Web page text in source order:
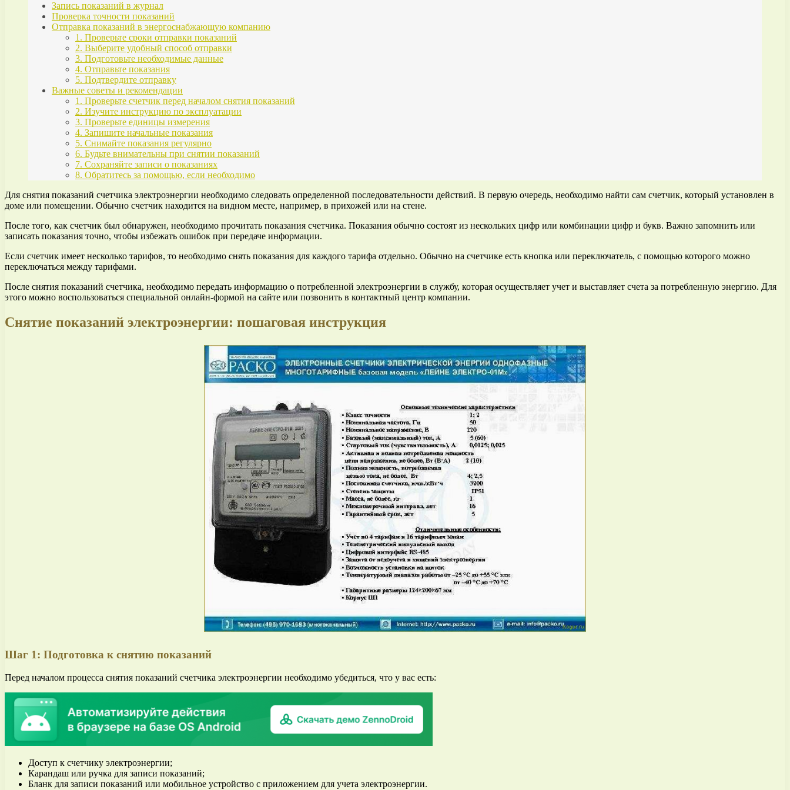
Запись показаний в журнал
Проверка точности показаний
Отправка показаний в энергоснабжающую компанию
1. Проверьте сроки отправки показаний
2. Выберите удобный способ отправки
3. Подготовьте необходимые данные
4. Отправьте показания
5. Подтвердите отправку
Важные советы и рекомендации
1. Проверьте счетчик перед началом снятия показаний
2. Изучите инструкцию по эксплуатации
3. Проверьте единицы измерения
4. Запишите начальные показания
5. Снимайте показания регулярно
6. Будьте внимательны при снятии показаний
7. Сохраняйте записи о показаниях
8. Обратитесь за помощью, если необходимо
Для снятия показаний счетчика электроэнергии необходимо следовать определенной последовательности действий. В первую очередь, необходимо найти сам счетчик, который установлен в
доме или помещении. Обычно счетчик находится на видном месте, например, в прихожей или на стене.
После того, как счетчик был обнаружен, необходимо прочитать показания счетчика. Показания обычно состоят из нескольких цифр или комбинации цифр и букв. Важно запомнить или
записать показания точно, чтобы избежать ошибок при передаче информации.
Если счетчик имеет несколько тарифов, то необходимо снять показания для каждого тарифа отдельно. Обычно на счетчике есть кнопка или переключатель, с помощью которого можно
переключаться между тарифами.
После снятия показаний счетчика, необходимо передать информацию о потребленной электроэнергии в службу, которая осуществляет учет и выставляет счета за потребленную энергию. Для
этого можно воспользоваться специальной онлайн-формой на сайте или позвонить в контактный центр компании.
Снятие показаний электроэнергии: пошаговая инструкция
Шаг 1: Подготовка к снятию показаний
Перед началом процесса снятия показаний счетчика электроэнергии необходимо убедиться, что у вас есть:
Доступ к счетчику электроэнергии;
Карандаш или ручка для записи показаний;
Бланк для записи показаний или мобильное устройство с приложением для учета электроэнергии.